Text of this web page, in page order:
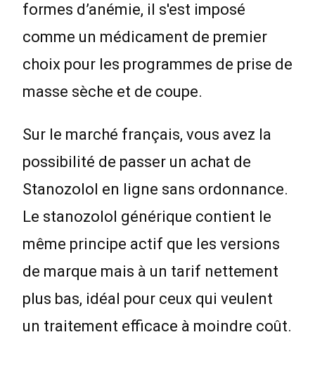
formes d’anémie, il s'est imposé
comme un médicament de premier
choix pour les programmes de prise de
masse sèche et de coupe.
Sur le marché français, vous avez la
possibilité de passer un achat de
Stanozolol en ligne sans ordonnance.
Le stanozolol générique contient le
même principe actif que les versions
de marque mais à un tarif nettement
plus bas, idéal pour ceux qui veulent
un traitement efficace à moindre coût.